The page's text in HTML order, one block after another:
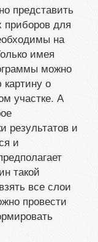
представить
приборов для
на
имея
можно
о
участке. А
результатов и
и
такой
все слои
провести